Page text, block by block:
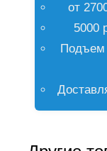
от
5000
Подъем